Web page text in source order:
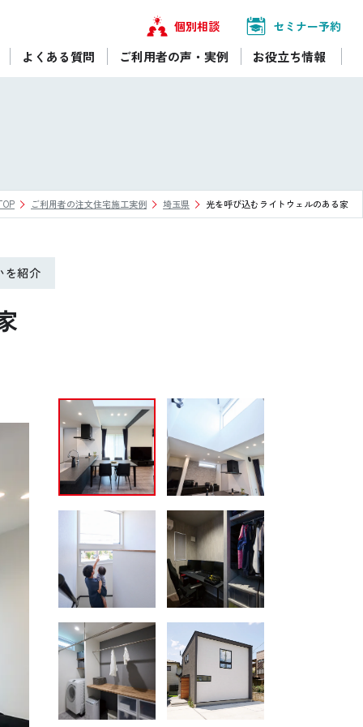
個別相談 セミナー予約
よくある質問 ご利用者の声・実例 お役立ち情報
ご利用者の注文住宅施工実例 埼玉県 光を呼び込むライトウェルのある家
を紹介